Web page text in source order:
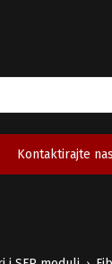
Kontaktirajte nas